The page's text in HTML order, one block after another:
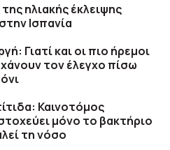
ηλιακής έκλειψης
Ισπανία
Γιατί και οι πιο ήρεμοι
τον έλεγχο πίσω
Καινοτόμος
μόνο το βακτήριο
τη νόσο